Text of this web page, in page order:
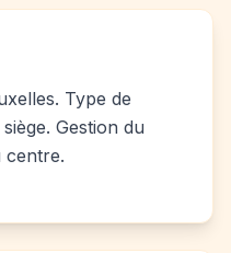
Type de
Gestion du
centre.